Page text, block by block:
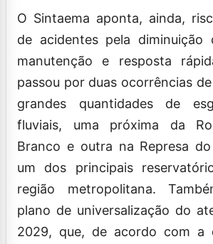
O Sintaema aponta, ainda,
de acidentes pela diminuição
manutenção e resposta
passou por duas ocorrências
grandes quantidades de
fluviais, uma próxima da
Branco e outra na Represa do
um dos principais
região metropolitana.
plano de universalização do
2029, que, de acordo com a